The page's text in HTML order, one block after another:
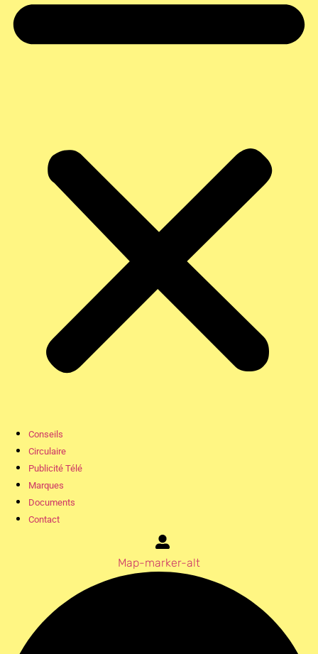
Conseils
Circulaire
Publicité Télé
Marques
Documents
Contact
Map-marker-alt